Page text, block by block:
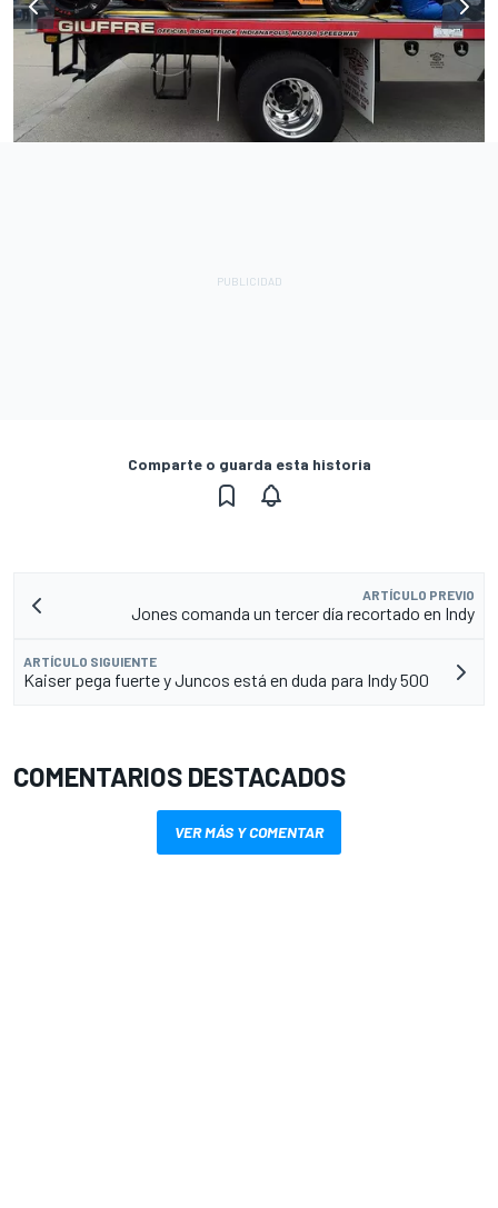
Comparte o guarda esta historia
ARTÍCULO PREVIO
Jones comanda un tercer día recortado en Indy
ARTÍCULO SIGUIENTE
Kaiser pega fuerte y Juncos está en duda para Indy 500
COMENTARIOS DESTACADOS
VER MÁS Y COMENTAR